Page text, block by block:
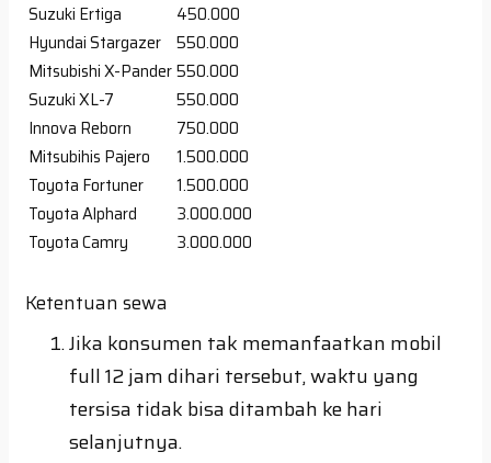
Suzuki Ertiga
450.000
Hyundai Stargazer
550.000
Mitsubishi X-Pander550.000
Suzuki XL-7
550.000
Innova Reborn
750.000
Mitsubihis Pajero
1.500.000
Toyota Fortuner
1.500.000
Toyota Alphard
3.000.000
Toyota Camry
3.000.000
Ketentuan sewa
Jika konsumen tak memanfaatkan mobil
full 12 jam dihari tersebut, waktu yang
tersisa tidak bisa ditambah ke hari
selanjutnya.